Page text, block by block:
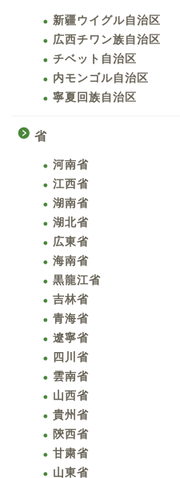
新疆ウイグル自治区
広西チワン族自治区
チベット自治区
内モンゴル自治区
寧夏回族自治区
省
河南省
江西省
湖南省
湖北省
広東省
海南省
黒龍江省
吉林省
青海省
遼寧省
四川省
雲南省
山西省
貴州省
陝西省
甘粛省
山東省